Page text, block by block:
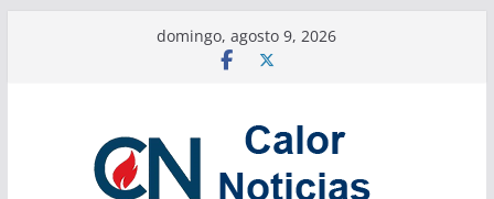
domingo, agosto 9, 2026